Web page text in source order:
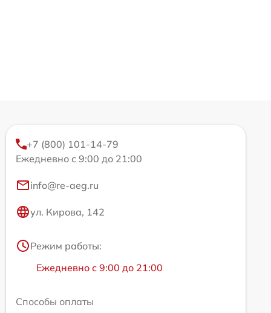
+7 (800) 101-14-79
Ежедневно с 9:00 до 21:00
info@re-aeg.ru
ул. Кирова, 142
Режим работы:
Ежедневно с 9:00 до 21:00
Способы оплаты